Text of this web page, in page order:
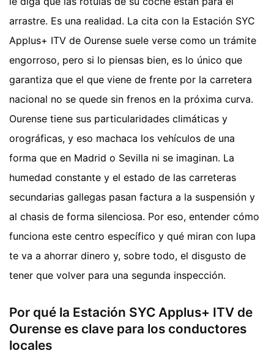
arrastre. Es una realidad. La cita con la Estación SYC
Applus+ ITV de Ourense suele verse como un trámite
engorroso, pero si lo piensas bien, es lo único que
garantiza que el que viene de frente por la carretera
nacional no se quede sin frenos en la próxima curva.
Ourense tiene sus particularidades climáticas y
orográficas, y eso machaca los vehículos de una
forma que en Madrid o Sevilla ni se imaginan. La
humedad constante y el estado de las carreteras
secundarias gallegas pasan factura a la suspensión y
al chasis de forma silenciosa. Por eso, entender cómo
funciona este centro específico y qué miran con lupa
te va a ahorrar dinero y, sobre todo, el disgusto de
tener que volver para una segunda inspección.
Por qué la Estación SYC Applus+ ITV de
Ourense es clave para los conductores
locales